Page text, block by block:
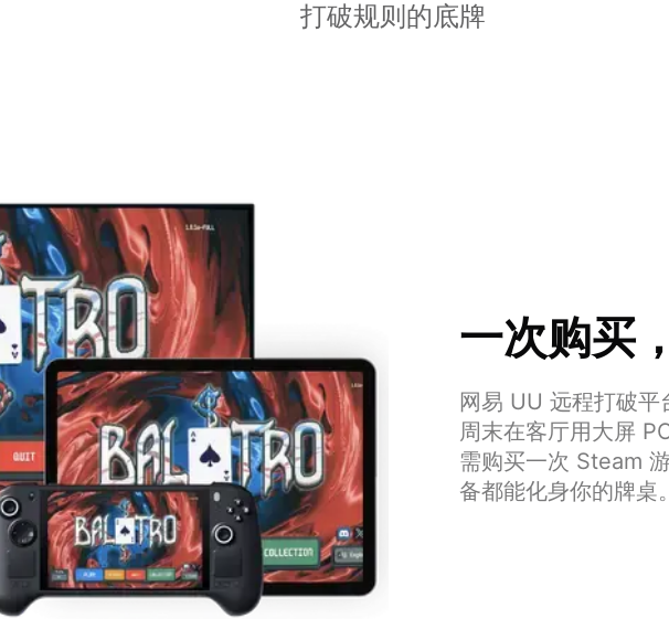
打破规则的底牌
一次购买，
网易 UU 远程打破平
周末在客厅用大屏
需购买一次 Steam
备都能化身你的牌桌。